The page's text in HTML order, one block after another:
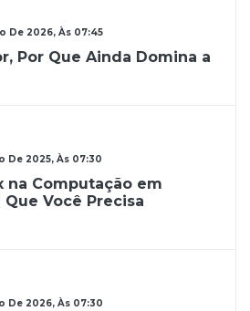
De 2026, Às 07:45
Por Que Ainda Domina a
De 2025, Às 07:30
na Computação em
Você Precisa
De 2026, Às 07:30